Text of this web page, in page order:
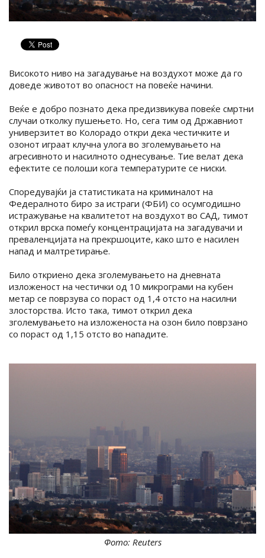
Високото ниво на загадување на воздухот може да го
доведе животот во опасност на повеќе начини.
Веќе е добро познато дека предизвикува повеќе смртни
случаи отколку пушењето. Но, сега тим од Државниот
универзитет во Колорадо откри дека честичките и
озонот играат клучна улога во зголемувањето на
агресивното и насилното однесување. Тие велат дека
ефектите се полоши кога температурите се ниски.
Споредувајќи ја статистиката на криминалот на
Федералното биро за истраги (ФБИ) со осумгодишно
истражување на квалитетот на воздухот во САД, тимот
открил врска помеѓу концентрацијата на загадувачи и
преваленцијата на прекршоците, како што е насилен
напад и малтретирање.
Било откриено дека зголемувањето на дневната
изложеност на честички од 10 микрограми на кубен
метар се поврзува со пораст од 1,4 отсто на насилни
злосторства. Исто така, тимот открил дека
зголемувањето на изложеноста на озон било поврзано
со пораст од 1,15 отсто во нападите.
Фото: Reuters